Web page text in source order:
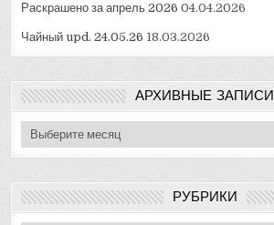
Раскрашено за апрель 2026 04.04.2026
Чайный upd. 24.05.26 18.03.2026
АРХИВНЫЕ ЗАПИСИ
Архивные
записи
РУБРИКИ